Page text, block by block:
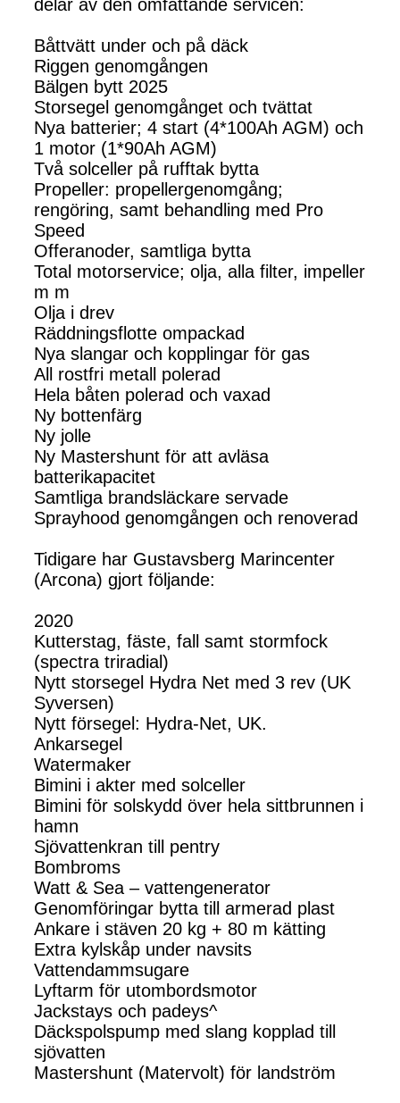
delar av den omfattande servicen:
Båttvätt under och på däck
Riggen genomgången
Bälgen bytt 2025
Storsegel genomgånget och tvättat
Nya batterier; 4 start (4*100Ah AGM) och
1 motor (1*90Ah AGM)
Två solceller på rufftak bytta
Propeller: propellergenomgång;
rengöring, samt behandling med Pro
Speed
Offeranoder, samtliga bytta
Total motorservice; olja, alla filter, impeller
m m
Olja i drev
Räddningsflotte ompackad
Nya slangar och kopplingar för gas
All rostfri metall polerad
Hela båten polerad och vaxad
Ny bottenfärg
Ny jolle
Ny Mastershunt för att avläsa
batterikapacitet
Samtliga brandsläckare servade
Sprayhood genomgången och renoverad
Tidigare har Gustavsberg Marincenter
(Arcona) gjort följande:
2020
Kutterstag, fäste, fall samt stormfock
(spectra triradial)
Nytt storsegel Hydra Net med 3 rev (UK
Syversen)
Nytt försegel: Hydra-Net, UK.
Ankarsegel
Watermaker
Bimini i akter med solceller
Bimini för solskydd över hela sittbrunnen i
hamn
Sjövattenkran till pentry
Bombroms
Watt & Sea – vattengenerator
Genomföringar bytta till armerad plast
Ankare i stäven 20 kg + 80 m kätting
Extra kylskåp under navsits
Vattendammsugare
Lyftarm för utombordsmotor
Jackstays och padeys^
Däckspolspump med slang kopplad till
sjövatten
Mastershunt (Matervolt) för landström